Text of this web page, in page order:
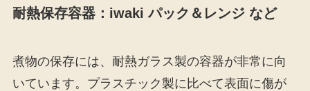
耐熱保存容器：iwaki パック＆レンジ など
煮物の保存には、耐熱ガラス製の容器が非常に向
いています。プラスチック製に比べて表面に傷が